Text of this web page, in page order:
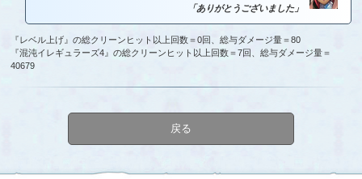
「ありがとうございました」
『レベル上げ』の総クリーンヒット以上回数＝0回、総与ダメージ量＝80
『混沌イレギュラーズ4』の総クリーンヒット以上回数＝7回、総与ダメージ量＝
40679
戻る